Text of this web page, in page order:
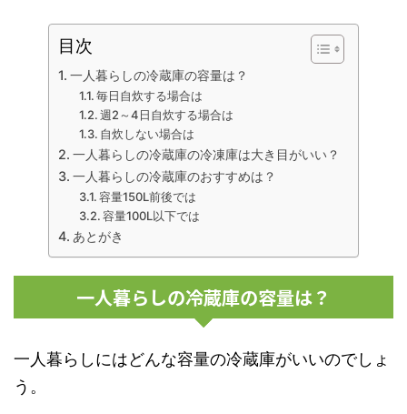
目次
一人暮らしの冷蔵庫の容量は？
毎日自炊する場合は
週2～4日自炊する場合は
自炊しない場合は
一人暮らしの冷蔵庫の冷凍庫は大き目がいい？
一人暮らしの冷蔵庫のおすすめは？
容量150L前後では
容量100L以下では
あとがき
一人暮らしの冷蔵庫の容量は？
一人暮らしにはどんな容量の冷蔵庫がいいのでしょ
う。